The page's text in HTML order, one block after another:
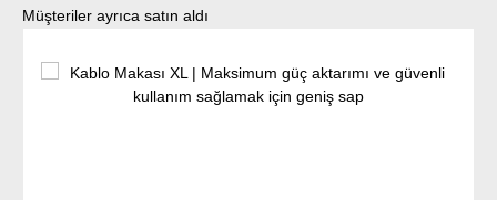
Ürün galerisini atla
Müşteriler ayrıca satın aldı